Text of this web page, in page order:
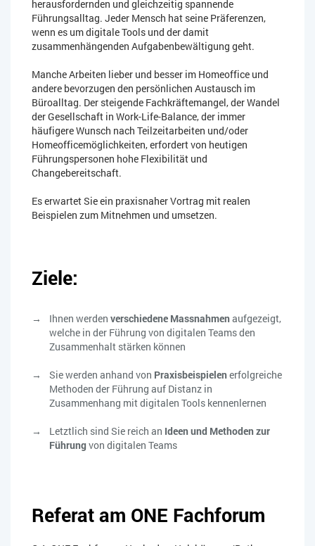
herausfordernden und gleichzeitig spannende
Führungsalltag. Jeder Mensch hat seine Präferenzen,
wenn es um digitale Tools und der damit
zusammenhängenden Aufgabenbewältigung geht.
Manche Arbeiten lieber und besser im Homeoffice und
andere bevorzugen den persönlichen Austausch im
Büroalltag. Der steigende Fachkräftemangel, der Wandel
der Gesellschaft in Work-Life-Balance, der immer
häufigere Wunsch nach Teilzeitarbeiten und/oder
Homeofficemöglichkeiten, erfordert von heutigen
Führungspersonen hohe Flexibilität und
Changebereitschaft.
Es erwartet Sie ein praxisnaher Vortrag mit realen
Beispielen zum Mitnehmen und umsetzen.
Ziele:
Ihnen werden verschiedene Massnahmenaufgezeigt,
welche in der Führung von digitalen Teams den
Zusammenhalt stärken können
Sie werden anhand von Praxisbeispielenerfolgreiche
Methoden der Führung auf Distanz in
Zusammenhang mit digitalen Tools kennenlernen
Letztlich sind Sie reich an Ideen und Methoden zur
Führung von digitalen Teams
Referat am ONE Fachforum